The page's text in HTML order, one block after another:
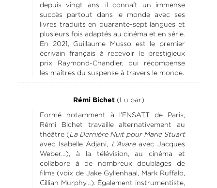
depuis vingt ans, il connaît un immense
succès partout dans le monde avec ses
livres traduits en quarante-sept langues et
plusieurs fois adaptés au cinéma et en série.
En 2021, Guillaume Musso est le premier
écrivain français à recevoir le prestigieux
prix Raymond-Chandler, qui récompense
les maîtres du suspense à travers le monde.
Rémi Bichet(Lu par)
Formé notamment à l’ENSATT de Paris,
Rémi Bichet travaille alternativement au
théâtre (La Dernière Nuit pour Marie Stuart
avec Isabelle Adjani, L’Avareavec Jacques
Weber…), à la télévision, au cinéma et
collabore à de nombreux doublages de
films (voix de Jake Gyllenhaal, Mark Ruffalo,
Cillian Murphy…). Également instrumentiste,